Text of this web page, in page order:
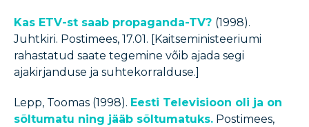
Kas ETV-st saab propaganda-TV? (1998).
Juhtkiri. Postimees, 17.01. [Kaitseministeeriumi
rahastatud saate tegemine võib ajada segi
ajakirjanduse ja suhtekorralduse.]
Lepp, Toomas (1998). Eesti Televisioon oli ja on
sõltumatu ning jääb sõltumatuks. Postimees,